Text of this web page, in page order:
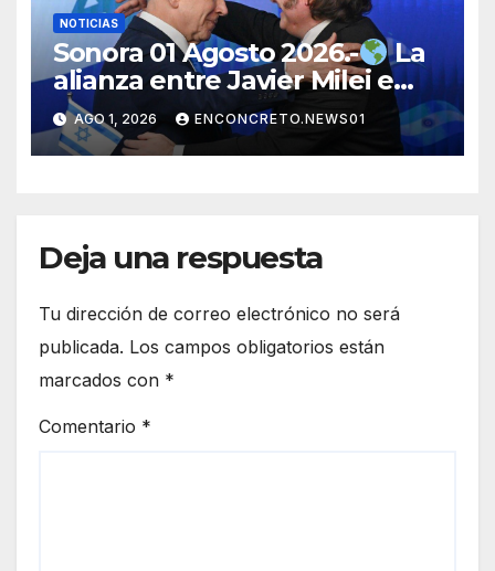
NOTICIAS
Sonora 01 Agosto 2026.-
La
alianza entre Javier Milei e
Israel genera debate
internacional por su alcance
político y estratégico
AGO 1, 2026 ENCONCRETO.NEWS01
Deja una respuesta
Tu dirección de correo electrónico no será
publicada. Los campos obligatorios están
marcados con *
Comentario *